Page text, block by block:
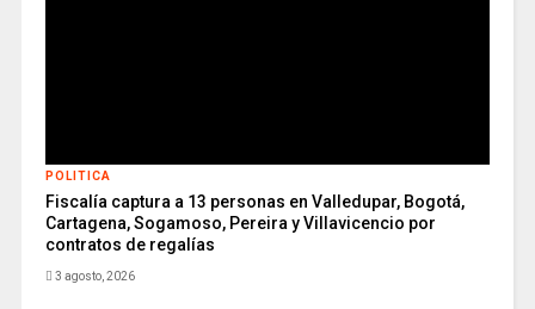
POLITICA
Fiscalía captura a 13 personas en Valledupar, Bogotá,
Cartagena, Sogamoso, Pereira y Villavicencio por
contratos de regalías
3 agosto, 2026